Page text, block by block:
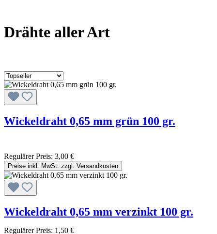
Drähte aller Art
Wickeldraht 0,65 mm grün 100 gr.
Regulärer Preis: 3,00 €
Preise inkl. MwSt. zzgl. Versandkosten
Wickeldraht 0,65 mm verzinkt 100 gr.
Regulärer Preis: 1,50 €